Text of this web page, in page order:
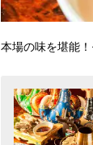
本場の味を堪能